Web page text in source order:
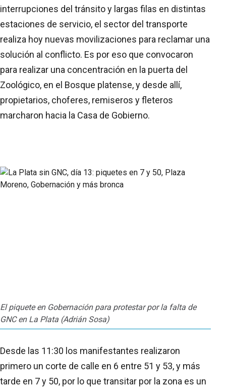
interrupciones del tránsito y largas filas en distintas
estaciones de servicio, el sector del transporte
realiza hoy nuevas movilizaciones para reclamar una
solución al conflicto. Es por eso que convocaron
para realizar una concentración en la puerta del
Zoológico, en el Bosque platense, y desde allí,
propietarios, choferes, remiseros y fleteros
marcharon hacia la Casa de Gobierno.
El piquete en Gobernación para protestar por la falta de
GNC en La Plata (Adrián Sosa)
Desde las 11:30 los manifestantes realizaron
primero un corte de calle en 6 entre 51 y 53, y más
tarde en 7 y 50, por lo que transitar por la zona es un